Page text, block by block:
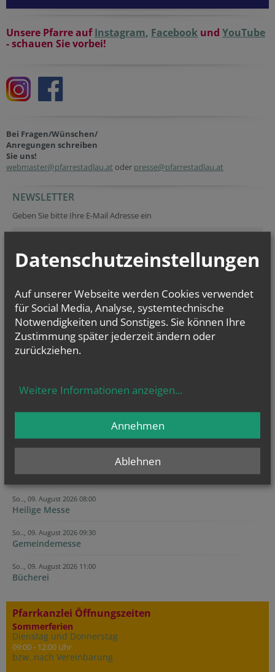
Unsere Pfarre auf Instagram, Facebook und YouTube
- schauen Sie vorbei!
Bei Fragen/Wünschen/
Anregungen schreiben
Sie uns!
webmaster@pfarrestadlau.at oder presse@pfarrestadlau.at
NEWSLETTER
Geben Sie bitte Ihre E-Mail Adresse ein
Ich stimme derDatenverarbeitung zu.*
KALENDER
So.., 09. August 2026 08:00
Heilige Messe
So.., 09. August 2026 09:30
Gemeindemesse
So.., 09. August 2026 11:00
Bücherei
Pfarrkanzlei Öffnungszeiten
Sommerferien
Dienstag und Donnerstag
09:00 - 12:00 Uhr
bzw. nach Vereinbarung
Datenschutzeinstellungen
Auf unserer Webseite werden Cookies verwendet
für Social Media, Analyse, systemtechnische
Notwendigkeiten und Sonstiges. Sie können Ihre
Zustimmung später jederzeit ändern oder
zurückziehen.
Weitere Informationen anzeigen...
Ablehnen
Annehmen